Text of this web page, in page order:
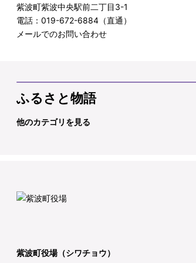
紫波町紫波中央駅前二丁目3-1
電話：019-672-6884（直通）
メールでのお問い合わせ
ふるさと物語
他のカテゴリを見る
紫波町役場（シワチョウ）